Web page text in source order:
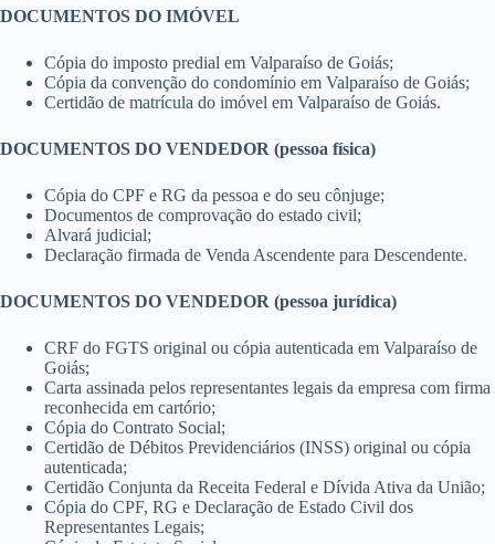
DOCUMENTOS DO IMÓVEL
Cópia do imposto predial em Valparaíso de Goiás;
Cópia da convenção do condomínio em Valparaíso de Goiás;
Certidão de matrícula do imóvel em Valparaíso de Goiás.
DOCUMENTOS DO VENDEDOR (pessoa física)
Cópia do CPF e RG da pessoa e do seu cônjuge;
Documentos de comprovação do estado civil;
Alvará judicial;
Declaração firmada de Venda Ascendente para Descendente.
DOCUMENTOS DO VENDEDOR (pessoa jurídica)
CRF do FGTS original ou cópia autenticada em Valparaíso de
Goiás;
Carta assinada pelos representantes legais da empresa com firma
reconhecida em cartório;
Cópia do Contrato Social;
Certidão de Débitos Previdenciários (INSS) original ou cópia
autenticada;
Certidão Conjunta da Receita Federal e Dívida Ativa da União;
Cópia do CPF, RG e Declaração de Estado Civil dos
Representantes Legais;